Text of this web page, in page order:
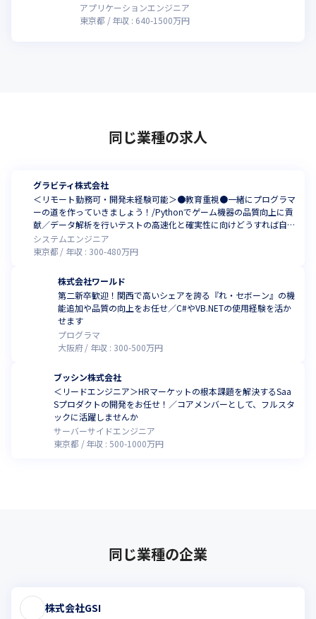
アプリケーションエンジニア
東京都
年収 : 640-1500万円
同じ業種の求人
グラビティ株式会社
＜リモート勤務可・開発未経験可能＞●教育重視●一緒にプログラマ
ーの道を作っていきましょう！/Pythonでゲーム機器の品質向上に貢
献／データ解析を行いテストの高速化と確実性に向けどうすれば自動
化できるか、自分の考えや意見を活かしながら実装する経験も得られ
る/テクノロジーへの情熱を持ち、生活も楽しむ技術集団/ 地方上京者
システムエンジニア
東京都
年収 : 300-480万円
株式会社ワールド
第二新卒歓迎！関西で高いシェアを誇る『れ・セボーン』の機
能追加や品質の向上をお任せ／C#やVB.NETの使用経験を活か
せます
プログラマ
大阪府
年収 : 300-500万円
ブッシン株式会社
＜リードエンジニア＞HRマーケットの根本課題を解決するSaa
Sプロダクトの開発をお任せ！／コアメンバーとして、フルスタ
ックに活躍しませんか
サーバーサイドエンジニア
東京都
年収 : 500-1000万円
同じ業種の企業
株式会社GSI